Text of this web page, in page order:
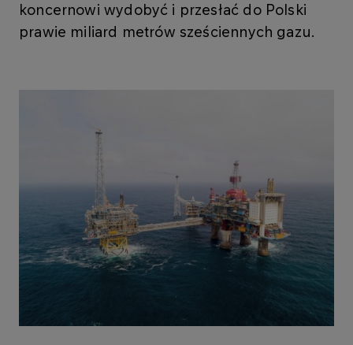
koncernowi wydobyć i przesłać do Polski
prawie miliard metrów sześciennych gazu.